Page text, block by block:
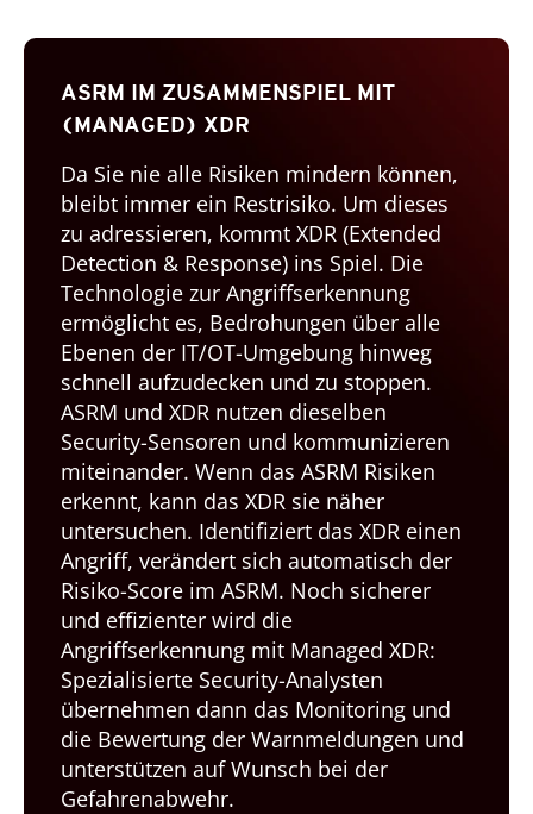
ASRM IM ZUSAMMENSPIEL MIT
(MANAGED) XDR
Da Sie nie alle Risiken mindern können,
bleibt immer ein Restrisiko. Um dieses
zu adressieren, kommt XDR (Extended
Detection & Response) ins Spiel. Die
Technologie zur Angriffserkennung
ermöglicht es, Bedrohungen über alle
Ebenen der IT/OT-Umgebung hinweg
schnell aufzudecken und zu stoppen.
ASRM und XDR nutzen dieselben
Security-Sensoren und kommunizieren
miteinander. Wenn das ASRM Risiken
erkennt, kann das XDR sie näher
untersuchen. Identifiziert das XDR einen
Angriff, verändert sich automatisch der
Risiko-Score im ASRM. Noch sicherer
und effizienter wird die
Angriffserkennung mit Managed XDR:
Spezialisierte Security-Analysten
übernehmen dann das Monitoring und
die Bewertung der Warnmeldungen und
unterstützen auf Wunsch bei der
Gefahrenabwehr.